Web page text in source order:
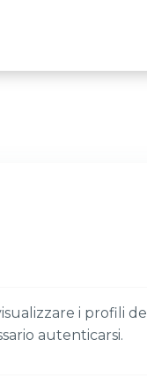
i profili
autenticarsi.